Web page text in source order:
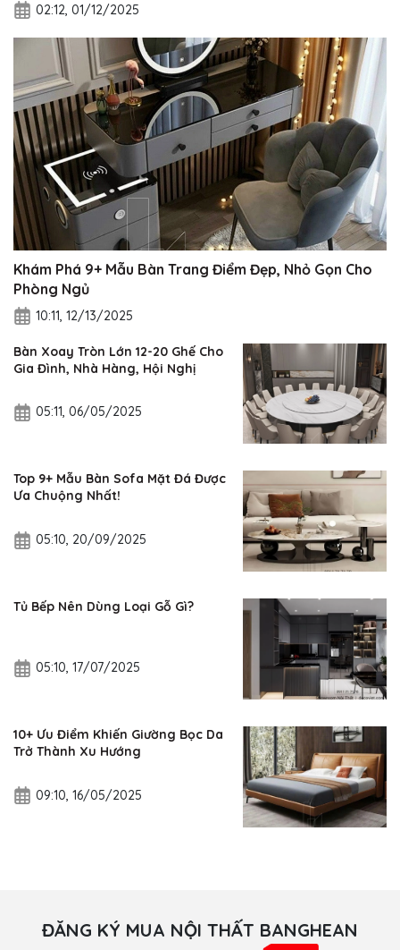
02:12, 01/12/2025
Khám Phá 9+ Mẫu Bàn Trang Điểm Đẹp, Nhỏ Gọn Cho
Phòng Ngủ
10:11, 12/13/2025
Bàn Xoay Tròn Lớn 12-20 Ghế Cho
Gia Đình, Nhà Hàng, Hội Nghị
05:11, 06/05/2025
Top 9+ Mẫu Bàn Sofa Mặt Đá Được
Ưa Chuộng Nhất!
05:10, 20/09/2025
Tủ Bếp Nên Dùng Loại Gỗ Gì?
05:10, 17/07/2025
10+ Ưu Điểm Khiến Giường Bọc Da
Trở Thành Xu Hướng
09:10, 16/05/2025
ĐĂNG KÝ MUA NỘI THẤT BANGHEAN